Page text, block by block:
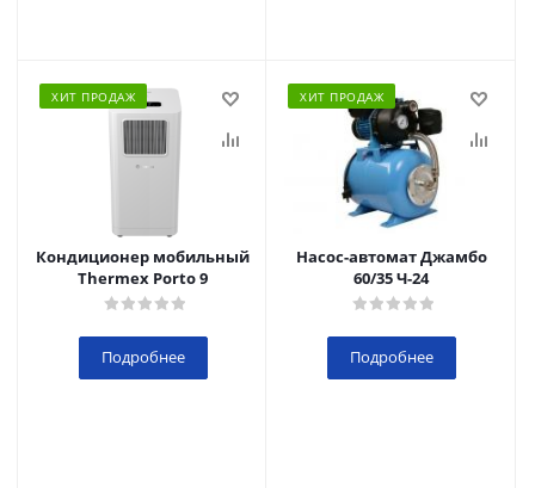
ХИТ ПРОДАЖ
Кондиционер мобильный
Thermex Porto 9
Подробнее
ХИТ ПРОДАЖ
Насос-автомат Джамбо
60/35 Ч-24
Подробнее